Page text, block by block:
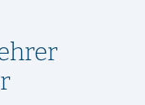
Zeit an der Hermann